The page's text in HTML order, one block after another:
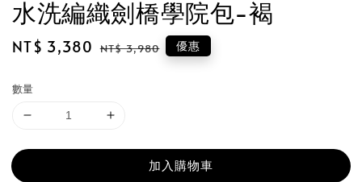
水洗編織劍橋學院包-褐
Sale
NT$ 3,380 Regular
NT$ 3,980 優惠
數量
加入購物車